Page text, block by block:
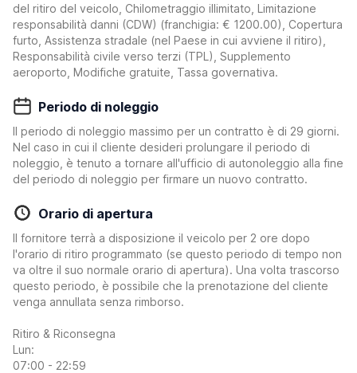
del ritiro del veicolo, Chilometraggio illimitato, Limitazione
responsabilità danni (CDW) (franchigia: € 1200.00)
, Copertura
furto, Assistenza stradale (nel Paese in cui avviene il ritiro),
Responsabilità civile verso terzi (TPL), Supplemento
aeroporto, Modifiche gratuite, Tassa governativa.
Periodo di noleggio
Il periodo di noleggio massimo per un contratto è di 29 giorni.
Nel caso in cui il cliente desideri prolungare il periodo di
noleggio, è tenuto a tornare all'ufficio di autonoleggio alla fine
del periodo di noleggio per firmare un nuovo contratto.
Orario di apertura
Il fornitore terrà a disposizione il veicolo per 2 ore dopo
l'orario di ritiro programmato (se questo periodo di tempo non
va oltre il suo normale orario di apertura). Una volta trascorso
questo periodo, è possibile che la prenotazione del cliente
venga annullata senza rimborso.
Ritiro & Riconsegna
Lun:
07:00 - 22:59